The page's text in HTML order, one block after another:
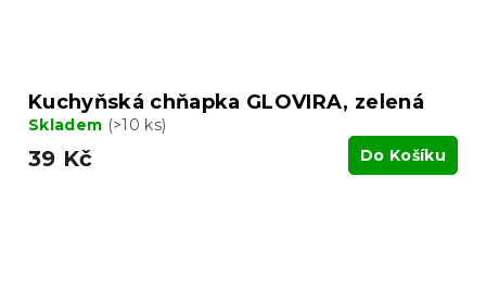
Kuchyňská chňapka GLOVIRA, zelená
Skladem (>10 ks)
39 Kč Do Košíku